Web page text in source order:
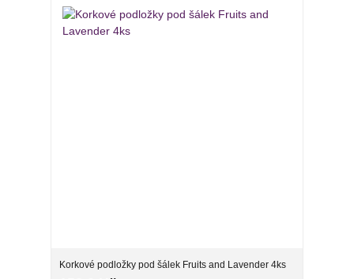
Korkové podložky pod šálek Fruits and Lavender 4ks